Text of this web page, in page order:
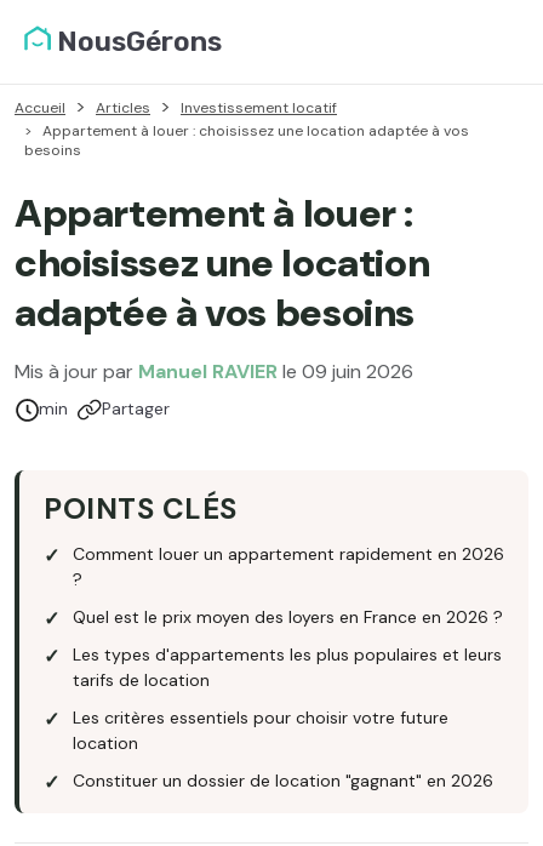
NousGérons
Accueil Articles
Investissement locatif
Appartement à louer : choisissez une location adaptée à vos
besoins
Appartement à louer :
choisissez une location
adaptée à vos besoins
Mis à jour par Manuel RAVIER le 09 juin 2026
Temps de lecture :
min Partager
POINTS CLÉS
Comment louer un appartement rapidement en 2026
?
Quel est le prix moyen des loyers en France en 2026 ?
Les types d'appartements les plus populaires et leurs
tarifs de location
Les critères essentiels pour choisir votre future
location
Constituer un dossier de location "gagnant" en 2026